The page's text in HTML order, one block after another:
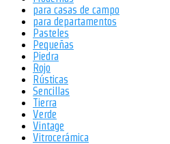
para casas de campo
para departamentos
Pasteles
Pequeñas
Piedra
Rojo
Rústicas
Sencillas
Tierra
Verde
Vintage
Vitrocerámica